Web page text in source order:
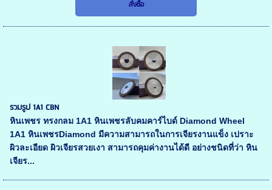
รวมรูป 1A1 CBN
หินเพชร ทรงกลม 1A1 หินเพชรลับคมคาร์ไบด์ Diamond Wheel
1A1 หินเพชรDiamond มีความสามารถในการเจียรงานแข็ง เปราะ
ผิวละเอียด ผิวเจียรสวยเงา สามารถคุมค่างานได้ดี อย่างชนิดที่ว่า หิน
เจียร...